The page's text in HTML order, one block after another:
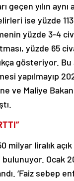
geçen yılın
ise yüzde
yüzde 3-4
yüzde 65
gösteriyor. Bu
yapılmayıp
ve Maliye
milyar liralık
Ocak
‘Faiz sebep